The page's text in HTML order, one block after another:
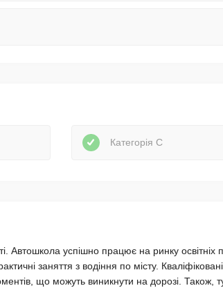
Категорія С
Автошкола успішно працює на ринку освітніх
заняття з водіння по місту. Кваліфіковані
що можуть виникнути на дорозі. Також,